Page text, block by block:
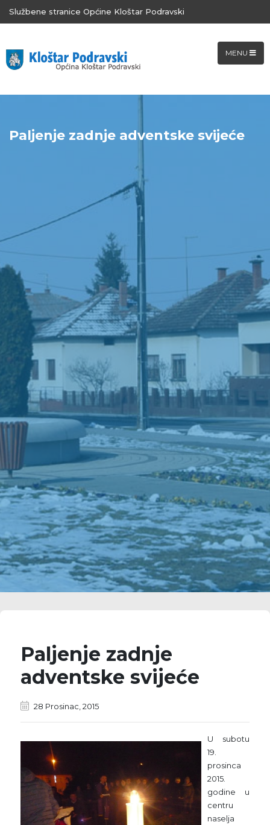
Službene stranice Općine Kloštar Podravski
MENU
Paljenje zadnje adventske svijeće
Paljenje zadnje
adventske svijeće
28 Prosinac, 2015
U subotu
19.
prosinca
2015.
godine u
centru
naselja